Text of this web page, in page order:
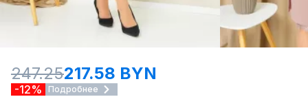
247.25217.58 BYN
-12% Подробнее